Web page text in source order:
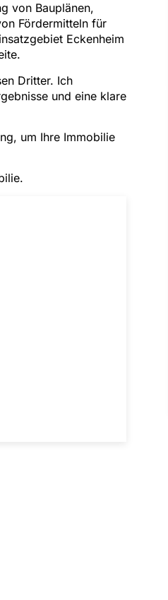
von Bauplänen,
Fördermitteln für
Eckenheim
Dritter. Ich
und eine klare
um Ihre Immobilie